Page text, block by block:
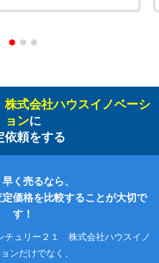
式会社ハウスイノベーシ
ョンに
依頼をする
く売るなら、
価格を比較することが大切で
す！
チュリー２１ 株式会社ハウスイノ
ンだけでなく、